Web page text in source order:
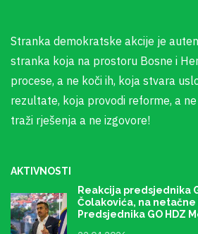
Stranka demokratske akcije je
stranka koja na prostoru Bosne i
procese, a ne koči ih, koja stvara
rezultate, koja provodi reforme, a
traži rješenja a ne izgovore!
AKTIVNOSTI
Reakcija predsjednika
Čolakovića, na
Predsjednika GO HDZ